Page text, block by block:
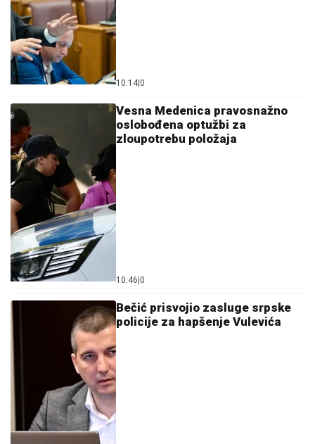
10:14 0
Vesna Medenica pravosnažno
oslobođena optužbi za
zloupotrebu položaja
10:46 0
Bečić prisvojio zasluge srpske
policije za hapšenje Vulevića